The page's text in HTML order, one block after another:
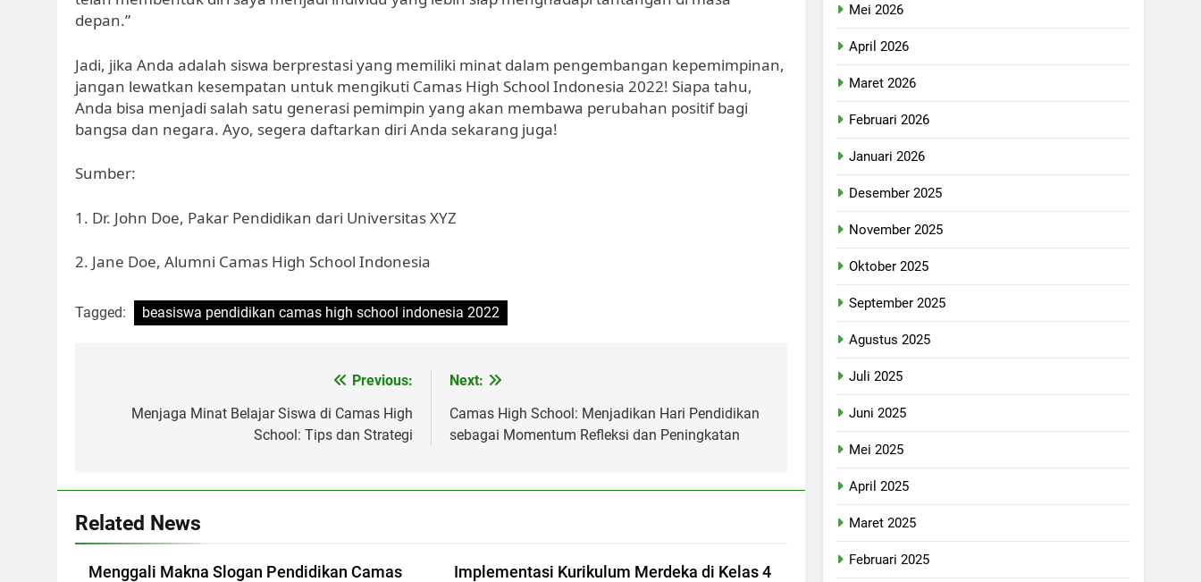
depan.”
Jadi, jika Anda adalah siswa berprestasi yang memiliki minat dalam pengembangan kepemimpinan,
jangan lewatkan kesempatan untuk mengikuti Camas High School Indonesia 2022! Siapa tahu,
Anda bisa menjadi salah satu generasi pemimpin yang akan membawa perubahan positif bagi
bangsa dan negara. Ayo, segera daftarkan diri Anda sekarang juga!
Sumber:
1. Dr. John Doe, Pakar Pendidikan dari Universitas XYZ
2. Jane Doe, Alumni Camas High School Indonesia
Tagged: beasiswa pendidikan camas high school indonesia 2022
Previous:
Menjaga Minat Belajar Siswa di Camas High
School: Tips dan Strategi
Next:
Camas High School: Menjadikan Hari Pendidikan
sebagai Momentum Refleksi dan Peningkatan
Related News
Menggali Makna Slogan Pendidikan Camas
Implementasi Kurikulum Merdeka di Kelas 4
Mei 2026
April 2026
Maret 2026
Februari 2026
Januari 2026
Desember 2025
November 2025
Oktober 2025
September 2025
Agustus 2025
Juli 2025
Juni 2025
Mei 2025
April 2025
Maret 2025
Februari 2025